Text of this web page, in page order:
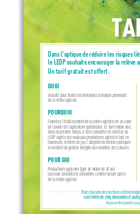
Dans l’optique de réduire les risques
le LEDP souhaite encourager la relève
Un tarif gratuit est offert.
QUOI
Gratuité pour toutes les demandes d’analyse provenant
de la relève agricole.
POURQUOI
Favoriser l’établissement de la relève agricole est au cœur
de l’avenir de l’agriculture québécoise. Le Tarif relève vise,
dans un premier temps, à faire connaître les services du
LEDP auprès des nouveaux producteurs agricoles tout en
favorisant, d’entrée de jeu, l’adoption de bonnes pratiques
en matière de gestion intégrée des ennemis des cultures.
POUR QUI
Producteurs agricoles âgés de moins de 40 ans
(ou leurs conseillers) considérés comme faisant partie
de la relève agricole.
Pour chacune des sections
une limite de cinq demandes
Ne peut être jumelé aux